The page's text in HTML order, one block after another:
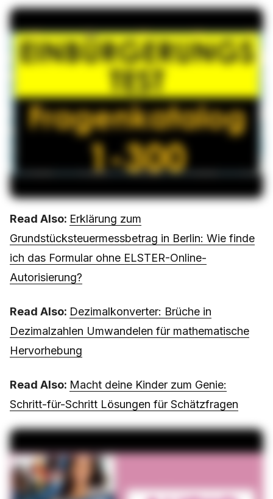
Read Also: Erklärung zum
Grundstücksteuermessbetrag in Berlin: Wie finde
ich das Formular ohne ELSTER-Online-
Autorisierung?
Read Also: Dezimalkonverter: Brüche in
Dezimalzahlen Umwandelen für mathematische
Hervorhebung
Read Also: Macht deine Kinder zum Genie:
Schritt-für-Schritt Lösungen für Schätzfragen